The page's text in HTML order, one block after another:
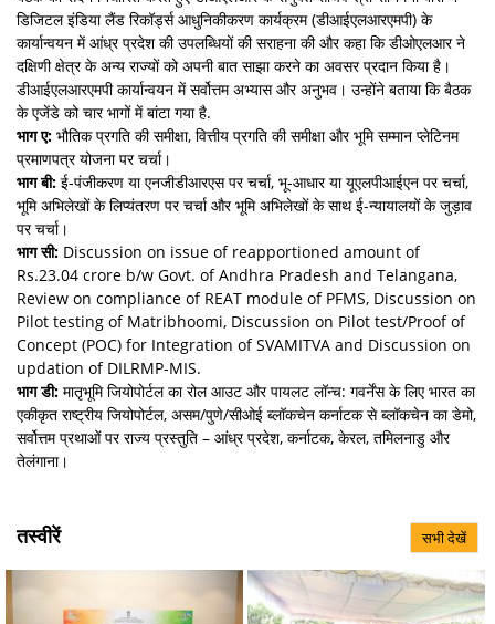
डिजिटल इंडिया लैंड रिकॉर्ड्स आधुनिकीकरण कार्यक्रम (डीआईएलआरएमपी) के
कार्यान्वयन में आंध्र प्रदेश की उपलब्धियों की सराहना की और कहा कि डीओएलआर ने
दक्षिणी क्षेत्र के अन्य राज्यों को अपनी बात साझा करने का अवसर प्रदान किया है।
डीआईएलआरएमपी कार्यान्वयन में सर्वोत्तम अभ्यास और अनुभव। उन्होंने बताया कि बैठक
के एजेंडे को चार भागों में बांटा गया है.
भाग ए: भौतिक प्रगति की समीक्षा, वित्तीय प्रगति की समीक्षा और भूमि सम्मान प्लेटिनम
प्रमाणपत्र योजना पर चर्चा।
भाग बी: ई-पंजीकरण या एनजीडीआरएस पर चर्चा, भू-आधार या यूएलपीआईएन पर चर्चा,
भूमि अभिलेखों के लिप्यंतरण पर चर्चा और भूमि अभिलेखों के साथ ई-न्यायालयों के जुड़ाव
पर चर्चा।
भाग सी: Discussion on issue of reapportioned amount of
Rs.23.04 crore b/w Govt. of Andhra Pradesh and Telangana,
Review on compliance of REAT module of PFMS, Discussion on
Pilot testing of Matribhoomi, Discussion on Pilot test/Proof of
Concept (POC) for Integration of SVAMITVA and Discussion on
updation of DILRMP-MIS.
भाग डी: मातृभूमि जियोपोर्टल का रोल आउट और पायलट लॉन्च: गवर्नेंस के लिए भारत का
एकीकृत राष्ट्रीय जियोपोर्टल, असम/पुणे/सीओई ब्लॉकचेन कर्नाटक से ब्लॉकचेन का डेमो,
सर्वोत्तम प्रथाओं पर राज्य प्रस्तुति – आंध्र प्रदेश, कर्नाटक, केरल, तमिलनाडु और
तेलंगाना।
तस्वीरें सभी देखें